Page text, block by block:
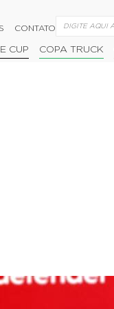
CONTATO
CUP COPA TRUCK